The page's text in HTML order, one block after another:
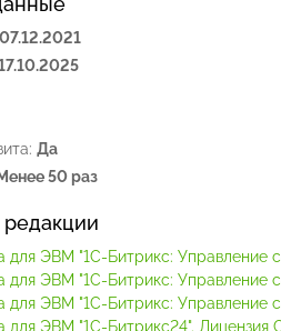
07.12.2021
Да
Менее 50 раз
для ЭВМ "1С-Битрикс: Управление
для ЭВМ "1С-Битрикс: Управление
для ЭВМ "1С-Битрикс: Управление
для ЭВМ "1С-Битрикс24". Лицензия